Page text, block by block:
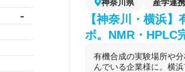
-
神奈川県 産学連携
【神奈川・横浜
ボ。NMR・HPLC
有機合成の実験場所や
んでいる企業様に。横